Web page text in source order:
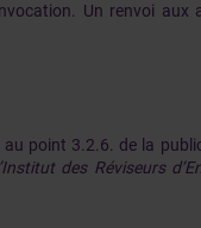
Un renvoi aux
point 3.2.6. de la
des Réviseurs